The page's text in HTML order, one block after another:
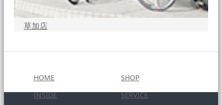
草加店
HOME
SHOP
INSIDE
SERVICE